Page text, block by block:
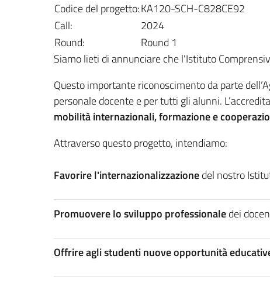
Codice del progetto:KA120-SCH-C828CE92
Call:
2024
Round:
Round 1
Siamo lieti di annunciare che l'Istituto
Questo importante riconoscimento da parte
personale docente e per tutti gli alunni.
mobilità internazionali, formazione e
Attraverso questo progetto, intendiamo:
Favorire l'internazionalizzazionedel nostro
Promuovere lo sviluppo professionaledei
Offrire agli studenti nuove opportunità